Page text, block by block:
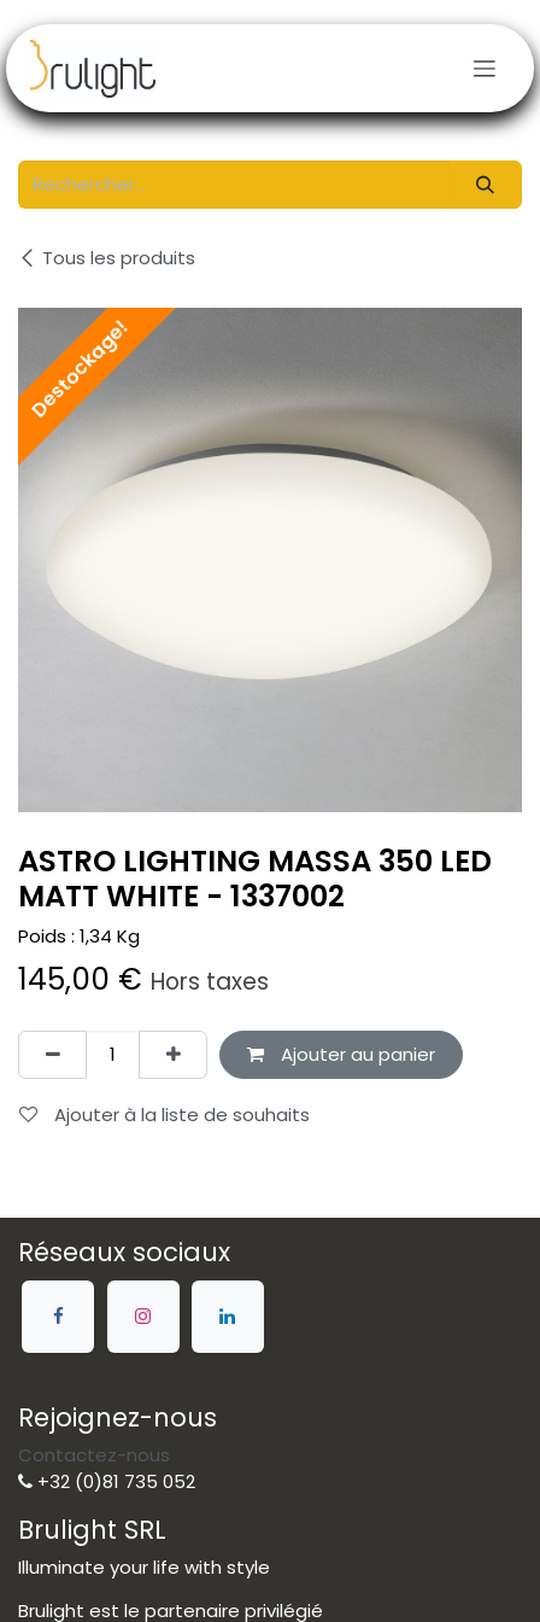
Tous les produits
Destockage!
ASTRO LIGHTING MASSA 350 LED
MATT WHITE - 1337002
Poids : 1,34 Kg
145,00 € Hors taxes
Ajouter au panier
Ajouter à la liste de souhaits
Réseaux sociaux
Rejoignez-nous
Contactez-nous
+32 (0)81 735 052
Brulight SRL
Illuminate your life with style
Brulight est le partenaire privilégié